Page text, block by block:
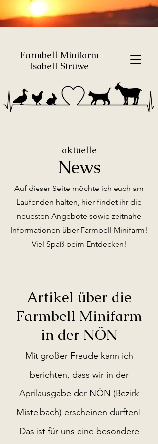
Farmbell Minifarm
Isabell Struwe
aktuelle
News
Auf dieser Seite möchte ich euch am
Laufenden halten, hier findet ihr die
neuesten Angebote sowie zeitnahe
Informationen über Farmbell Minifarm!
Viel Spaß beim Entdecken!
Artikel über die
Farmbell Minifarm
in der NÖN
Mit großer Freude kann ich
berichten, dass wir in der
Aprilausgabe der NÖN (Bezirk
Mistelbach) erscheinen durften!
Das ist für uns eine besondere